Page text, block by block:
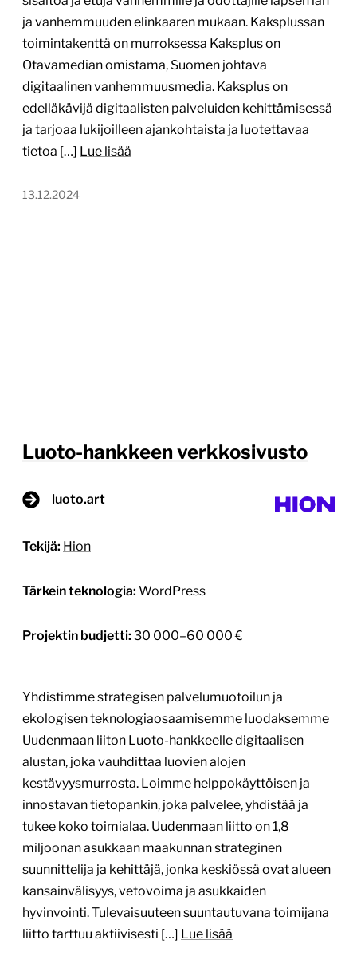
ja vanhemmuuden elinkaaren mukaan. Kaksplussan
toimintakenttä on murroksessa Kaksplus on
Otavamedian omistama, Suomen johtava
digitaalinen vanhemmuusmedia. Kaksplus on
edelläkävijä digitaalisten palveluiden kehittämisessä
ja tarjoaa lukijoilleen ajankohtaista ja luotettavaa
tietoa […] Lue lisää
13.12.2024
Luoto-hankkeen verkkosivusto
luoto.art
Tekijä: Hion
Tärkein teknologia: WordPress
Projektin budjetti: 30 000–60 000 €
Yhdistimme strategisen palvelumuotoilun ja
ekologisen teknologiaosaamisemme luodaksemme
Uudenmaan liiton Luoto-hankkeelle digitaalisen
alustan, joka vauhdittaa luovien alojen
kestävyysmurrosta. Loimme helppokäyttöisen ja
innostavan tietopankin, joka palvelee, yhdistää ja
tukee koko toimialaa. Uudenmaan liitto on 1,8
miljoonan asukkaan maakunnan strateginen
suunnittelija ja kehittäjä, jonka keskiössä ovat alueen
kansainvälisyys, vetovoima ja asukkaiden
hyvinvointi. Tulevaisuuteen suuntautuvana toimijana
liitto tarttuu aktiivisesti […] Lue lisää